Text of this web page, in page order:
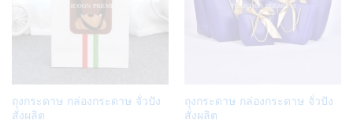
Add
ถุงกระดาษ กล่องกระดาษ จั่วปัง
สั่งผลิต
Add
ถุงกระดาษ กล่องกระดาษ จั่วปัง
สั่งผลิต